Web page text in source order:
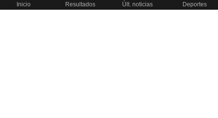
Inicio Resultados Últ. noticias Deportes